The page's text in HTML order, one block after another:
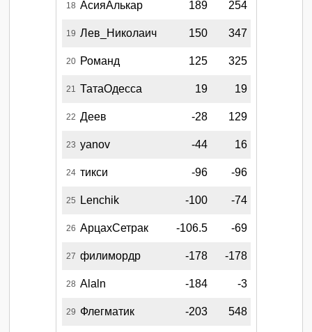
18 АсияАлькар 189 254
19 Лев_Николаич 150 347
20 Романд 125 325
21 ТатаОдесса 19 19
22 Деев -28 129
23 yanov -44 16
24 тикси -96 -96
25 Lenchik -100 -74
26 АрцахСетрак -106.5 -69
27 филимордр -178 -178
28 Alaln -184 -3
29 Флегматик -203 548